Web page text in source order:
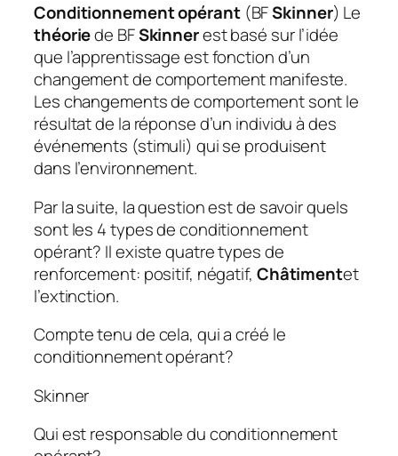
Conditionnement opérant(BFSkinner) Le
théoriede BFSkinnerest basé sur l’idée
que l’apprentissage est fonction d’un
changement de comportement manifeste.
Les changements de comportement sont le
résultat de la réponse d’un individu à des
événements (stimuli) qui se produisent
dans l’environnement.
Par la suite, la question est de savoir quels
sont les 4 types de conditionnement
opérant? Il existe quatre types de
renforcement: positif, négatif, Châtimentet
l’extinction.
Compte tenu de cela, qui a créé le
conditionnement opérant?
Skinner
Qui est responsable du conditionnement